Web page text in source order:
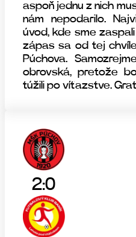
aspoň jednu z nich
nám nepodarilo.
úvod, kde sme
zápas sa od tej
Púchova.
obrovská, pretože
túžili po víťazstve.
2:0